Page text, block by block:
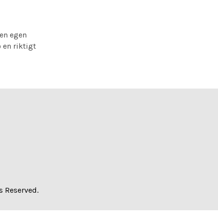
egen
en riktigt
Reserved.